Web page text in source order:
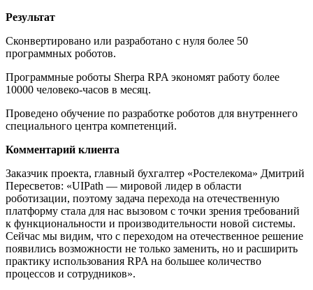
Результат
Сконвертировано или разработано с нуля более 50
программных роботов.
Программные роботы Sherpa RPA экономят работу более
10000 человеко-часов в месяц.
Проведено обучение по разработке роботов для внутреннего
специального центра компетенций.
Комментарий клиента
Заказчик проекта, главный бухгалтер «Ростелекома» Дмитрий
Пересветов: «UIPath — мировой лидер в области
роботизации, поэтому задача перехода на отечественную
платформу стала для нас вызовом с точки зрения требований
к функциональности и производительности новой системы.
Сейчас мы видим, что с переходом на отечественное решение
появились возможности не только заменить, но и расширить
практику использования RPA на большее количество
процессов и сотрудников».